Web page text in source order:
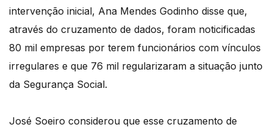
intervenção inicial, Ana Mendes Godinho disse que,
através do cruzamento de dados, foram noticificadas
80 mil empresas por terem funcionários com vínculos
irregulares e que 76 mil regularizaram a situação junto
da Segurança Social.
José Soeiro considerou que esse cruzamento de